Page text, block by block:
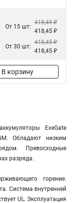
От 15 шт:
418,45 ₽
418,45 ₽
От 30 шт:
418,45 ₽
418,45 ₽
В корзину
ExeGate
Обладают низким
Превосходные
разряда.
горение.
Система внутренней
UL. Эксплуатация